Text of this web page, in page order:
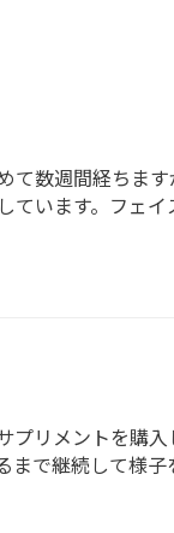
数週間経ちま
います。フェ
リメントを購
で継続して様子